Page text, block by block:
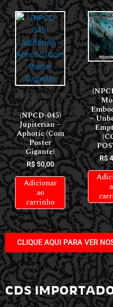
LANÇAMENTOS
// RELEASES
(NPCD-045)
Jupiterian –
Aphotic (Com
Poster
Gigante)
R$50,00
Adicionar
ao
carrinho
//
–
R$
CLIQUE AQUI PARA VER
CDS